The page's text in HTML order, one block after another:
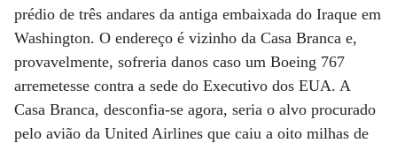
prédio de três andares da antiga embaixada do Iraque em
Washington. O endereço é vizinho da Casa Branca e,
provavelmente, sofreria danos caso um Boeing 767
arremetesse contra a sede do Executivo dos EUA. A
Casa Branca, desconfia-se agora, seria o alvo procurado
pelo avião da United Airlines que caiu a oito milhas de